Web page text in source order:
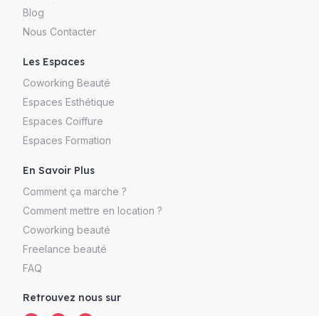
Blog
Nous Contacter
Les Espaces
Coworking Beauté
Espaces Esthétique
Espaces Coiffure
Espaces Formation
En Savoir Plus
Comment ça marche ?
Comment mettre en location ?
Coworking beauté
Freelance beauté
FAQ
Retrouvez nous sur